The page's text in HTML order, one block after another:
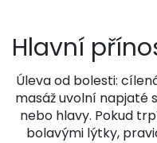
Hlavní
Úleva od bolesti:
masáž uvolní napjaté
nebo hlavy. Pokud
bolavými lýtky,